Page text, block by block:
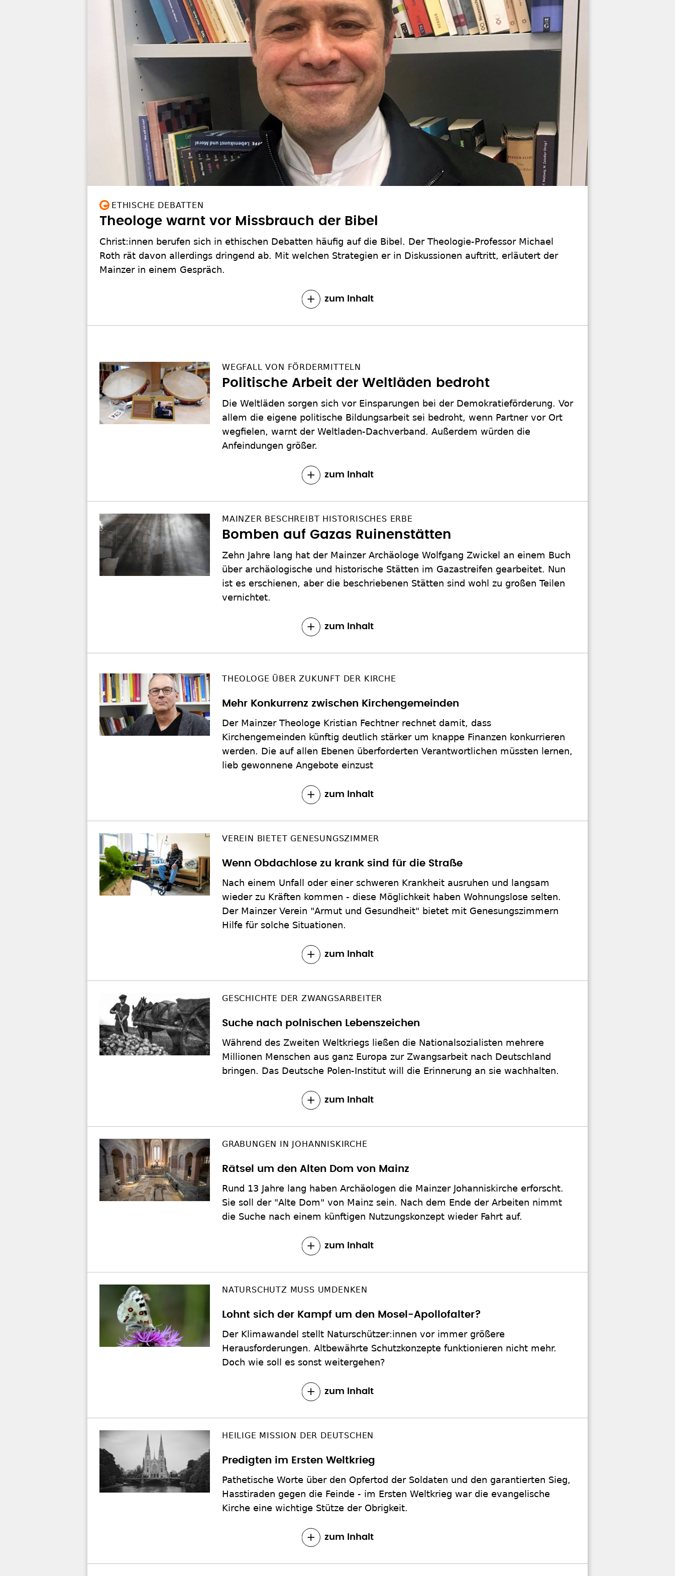
ETHISCHE DEBATTEN
Theologe warnt vor Missbrauch der Bibel
Christ:innen berufen sich in ethischen Debatten häufig auf die Bibel. Der Theologie-Professor Michael
Roth rät davon allerdings dringend ab. Mit welchen Strategien er in Diskussionen auftritt, erläutert der
Mainzer in einem Gespräch.
zum Inhalt
WEGFALL VON FÖRDERMITTELN
Politische Arbeit der Weltläden bedroht
Die Weltläden sorgen sich vor Einsparungen bei der Demokratieförderung. Vor
allem die eigene politische Bildungsarbeit sei bedroht, wenn Partner vor Ort
wegfielen, warnt der Weltladen-Dachverband. Außerdem würden die
Anfeindungen größer.
zum Inhalt
MAINZER BESCHREIBT HISTORISCHES ERBE
Bomben auf Gazas Ruinenstätten
Zehn Jahre lang hat der Mainzer Archäologe Wolfgang Zwickel an einem Buch
über archäologische und historische Stätten im Gazastreifen gearbeitet. Nun
ist es erschienen, aber die beschriebenen Stätten sind wohl zu großen Teilen
vernichtet.
zum Inhalt
THEOLOGE ÜBER ZUKUNFT DER KIRCHE
Mehr Konkurrenz zwischen Kirchengemeinden
Der Mainzer Theologe Kristian Fechtner rechnet damit, dass
Kirchengemeinden künftig deutlich stärker um knappe Finanzen konkurrieren
werden. Die auf allen Ebenen überforderten Verantwortlichen müssten lernen,
lieb gewonnene Angebote einzust
zum Inhalt
VEREIN BIETET GENESUNGSZIMMER
Wenn Obdachlose zu krank sind für die Straße
Nach einem Unfall oder einer schweren Krankheit ausruhen und langsam
wieder zu Kräften kommen - diese Möglichkeit haben Wohnungslose selten.
Der Mainzer Verein "Armut und Gesundheit" bietet mit Genesungszimmern
Hilfe für solche Situationen.
zum Inhalt
GESCHICHTE DER ZWANGSARBEITER
Suche nach polnischen Lebenszeichen
Während des Zweiten Weltkriegs ließen die Nationalsozialisten mehrere
Millionen Menschen aus ganz Europa zur Zwangsarbeit nach Deutschland
bringen. Das Deutsche Polen-Institut will die Erinnerung an sie wachhalten.
zum Inhalt
GRABUNGEN IN JOHANNISKIRCHE
Rätsel um den Alten Dom von Mainz
Rund 13 Jahre lang haben Archäologen die Mainzer Johanniskirche erforscht.
Sie soll der "Alte Dom" von Mainz sein. Nach dem Ende der Arbeiten nimmt
die Suche nach einem künftigen Nutzungskonzept wieder Fahrt auf.
zum Inhalt
NATURSCHUTZ MUSS UMDENKEN
Lohnt sich der Kampf um den Mosel-Apollofalter?
Der Klimawandel stellt Naturschützer:innen vor immer größere
Herausforderungen. Altbewährte Schutzkonzepte funktionieren nicht mehr.
Doch wie soll es sonst weitergehen?
zum Inhalt
HEILIGE MISSION DER DEUTSCHEN
Predigten im Ersten Weltkrieg
Pathetische Worte über den Opfertod der Soldaten und den garantierten Sieg,
Hasstiraden gegen die Feinde - im Ersten Weltkrieg war die evangelische
Kirche eine wichtige Stütze der Obrigkeit.
zum Inhalt